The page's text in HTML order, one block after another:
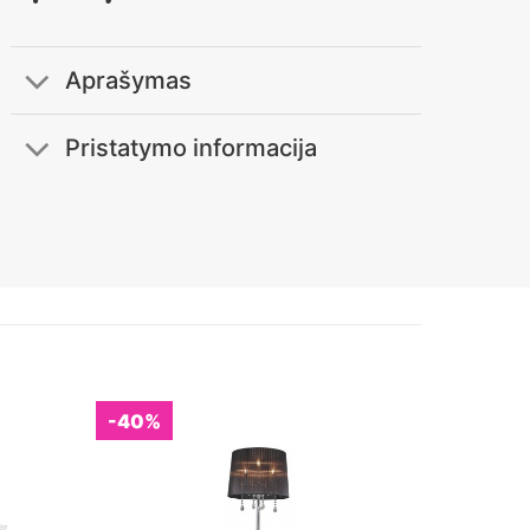
Aprašymas
Pristatymo informacija
-40%